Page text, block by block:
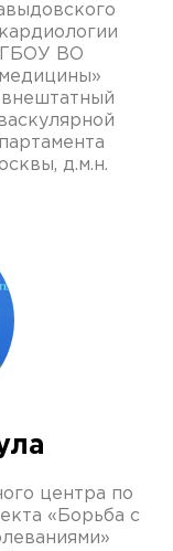
ВО
д.м.н.
центра по
«Борьба с